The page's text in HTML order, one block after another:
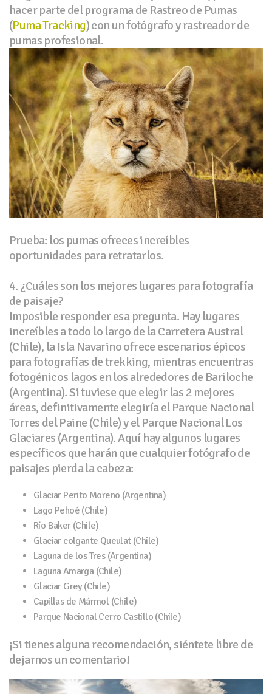
hacer parte del programa de Rastreo de Pumas
(Puma Tracking) con un fotógrafo y rastreador de
pumas profesional.
Prueba: los pumas ofreces increíbles
oportunidades para retratarlos.
4. ¿Cuáles son los mejores lugares para fotografía
de paisaje?
Imposible responder esa pregunta. Hay lugares
increíbles a todo lo largo de la Carretera Austral
(Chile), la Isla Navarino ofrece escenarios épicos
para fotografías de trekking, mientras encuentras
fotogénicos lagos en los alrededores de Bariloche
(Argentina). Si tuviese que elegir las 2 mejores
áreas, definitivamente elegiría el Parque Nacional
Torres del Paine (Chile) y el Parque Nacional Los
Glaciares (Argentina). Aquí hay algunos lugares
específicos que harán que cualquier fotógrafo de
paisajes pierda la cabeza:
Glaciar Perito Moreno (Argentina)
Lago Pehoé (Chile)
Río Baker (Chile)
Glaciar colgante Queulat (Chile)
Laguna de los Tres (Argentina)
Laguna Amarga (Chile)
Glaciar Grey (Chile)
Capillas de Mármol (Chile)
Parque Nacional Cerro Castillo (Chile)
¡Si tienes alguna recomendación, siéntete libre de
dejarnos un comentario!